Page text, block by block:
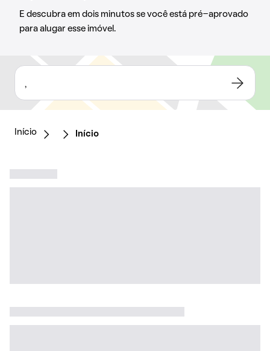
E descubra em dois minutos se você está pré-aprovado
para alugar esse imóvel.
,
Início Início